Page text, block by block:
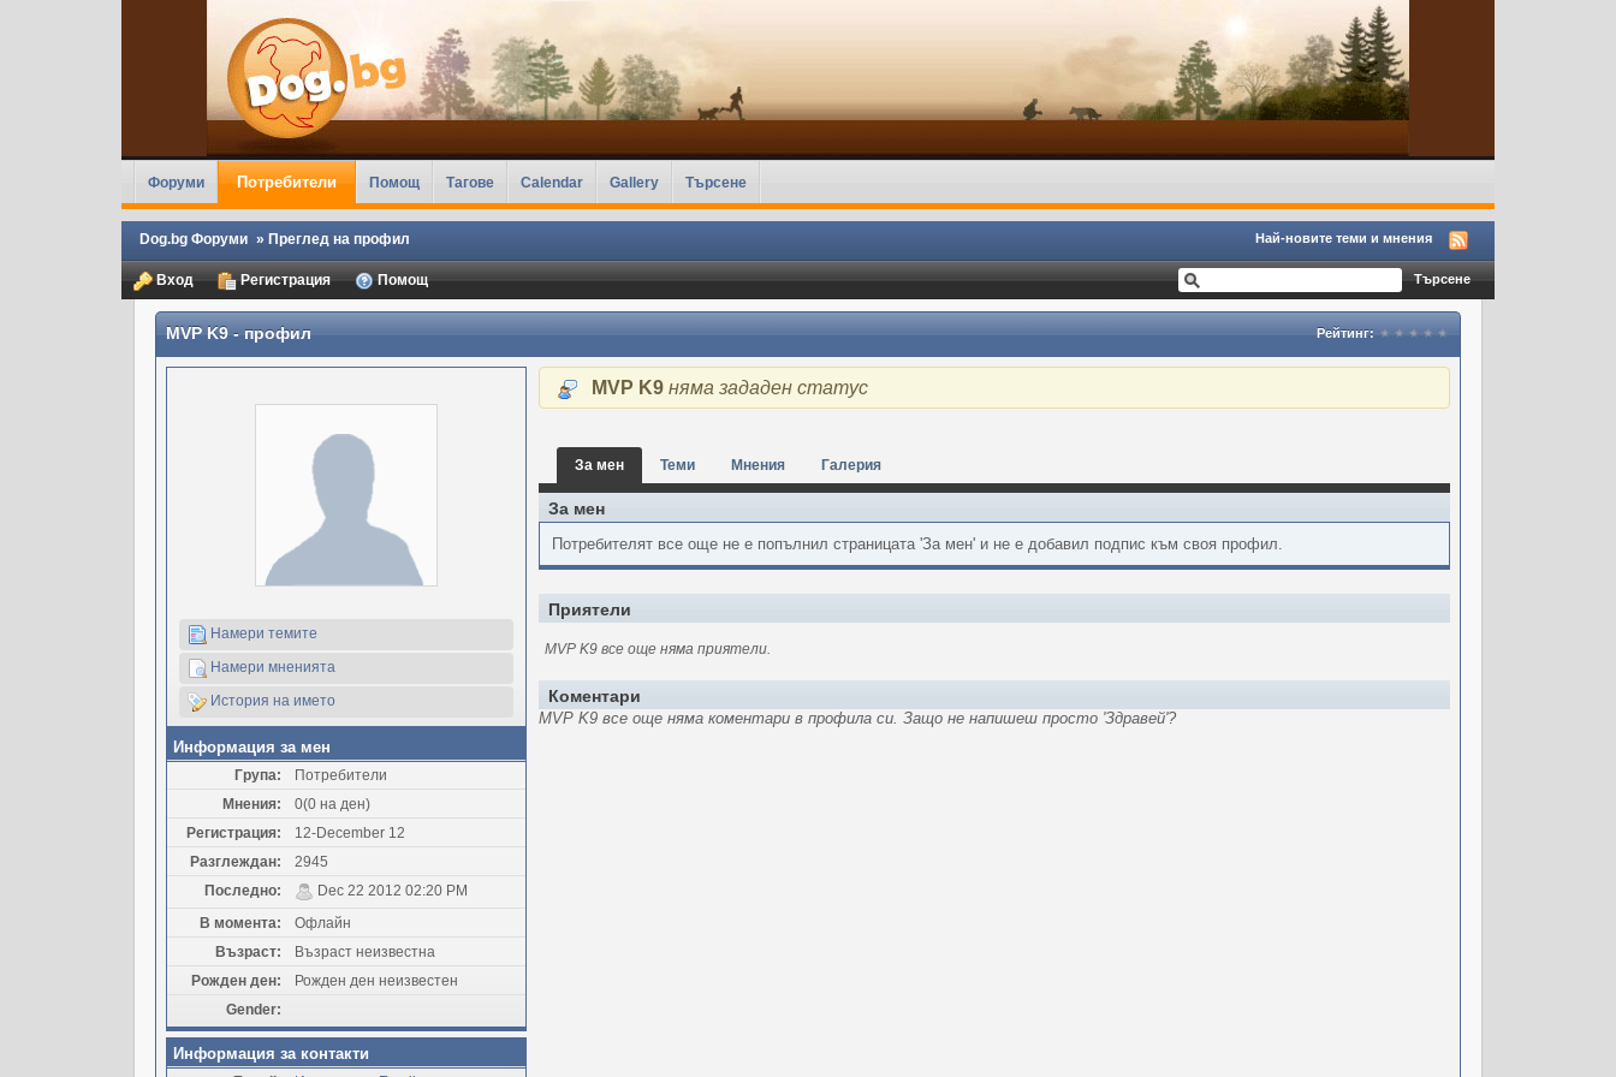
Форуми Потребители Помощ Тагове Calendar Gallery Търсене
Dog.bg Форуми » Преглед на профил Най-новите теми и мнения
Вход Регистрация Помощ
MVP K9- профил Рейтинг:
Намери темите
Намери мненията
История на името
Информация за мен
Група:
Потребители
Мнения:
0(0 на ден)
Регистрация:
12-December 12
Разглеждан:
2945
Последно:
Dec 22 2012 02:20 PM
В момента:
Офлайн
Възраст:
Възраст неизвестна
Рожден ден:
Рожден ден неизвестен
Gender:
Информация за контакти
MVP K9 няма зададен статус
За мен Теми Мнения Галерия
За мен
Потребителят все още не е попълнил страницата 'За мен' и не е добавил подпис към своя профил.
Приятели
MVP K9 все още няма приятели.
Коментари
MVP K9 все още няма коментари в профила си. Защо не напишеш просто 'Здравей'?